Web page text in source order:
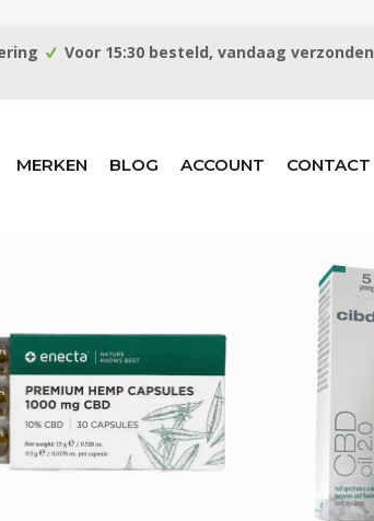
Voor 15:30 besteld, vandaag verzonden
MERKEN BLOG ACCOUNT CONTACT